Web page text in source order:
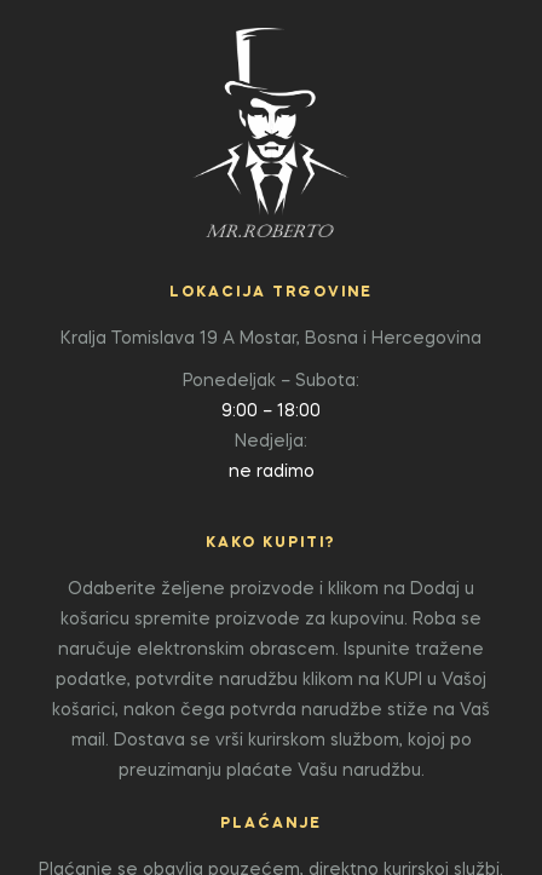
LOKACIJA TRGOVINE
Kralja Tomislava 19 A Mostar, Bosna i Hercegovina
Ponedeljak – Subota:
9:00 – 18:00
Nedjelja:
ne radimo
KAKO KUPITI?
Odaberite željene proizvode i klikom na Dodaj u
košaricu spremite proizvode za kupovinu. Roba se
naručuje elektronskim obrascem. Ispunite tražene
podatke, potvrdite narudžbu klikom na KUPI u Vašoj
košarici, nakon čega potvrda narudžbe stiže na Vaš
mail. Dostava se vrši kurirskom službom, kojoj po
preuzimanju plaćate Vašu narudžbu.
PLAĆANJE
Plaćanje se obavlja pouzećem, direktno kurirskoj službi.